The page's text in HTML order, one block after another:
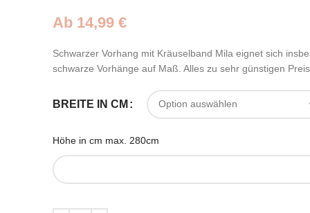
Ab 14,99 €
Schwarzer Vorhang mit Kräuselband Mila eignet sich
schwarze Vorhänge auf Maß. Alles zu sehr günstigen
BREITE IN CM
Höhe in cm max. 280cm